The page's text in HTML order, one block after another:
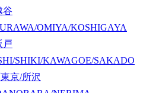
谷
OMIYA/KOSHIGAYA
戸
SHIKI/KAWAGOE/SAKADO
京/所沢